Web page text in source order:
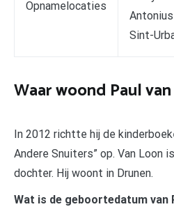
Opnamelocaties
Sint-
Waar woond Paul
In 2012 richtte hij de
Andere Snuiters” op. Van Loon
dochter. Hij woont in Drunen.
Wat is de geboortedatum van